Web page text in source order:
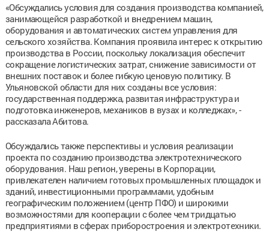
«Обсуждались условия для создания производства компанией,
занимающейся разработкой и внедрением машин,
оборудования и автоматических систем управления для
сельского хозяйства. Компания проявила интерес к открытию
производства в России, поскольку локализация обеспечит
сокращение логистических затрат, снижение зависимости от
внешних поставок и более гибкую ценовую политику. В
Ульяновской области для них созданы все условия:
государственная поддержка, развитая инфраструктура и
подготовка инженеров, механиков в вузах и колледжах», -
рассказала Абитова.
Обсуждались также перспективы и условия реализации
проекта по созданию производства электротехнического
оборудования. Наш регион, уверены в Корпорации,
привлекателен наличием готовых промышленных площадок и
зданий, инвестиционными программами, удобным
географическим положением (центр ПФО) и широкими
возможностями для кооперации с более чем тридцатью
предприятиями в сферах приборостроения и электротехники.